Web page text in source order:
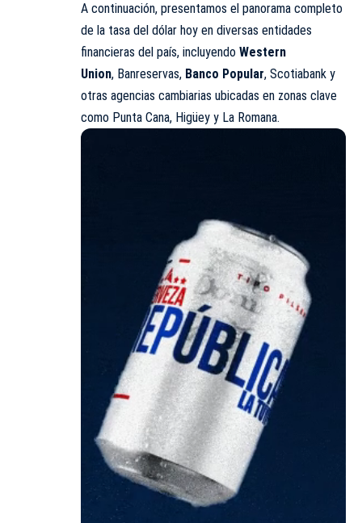
A continuación, presentamos el panorama completo
de la tasa del dólar hoy en diversas entidades
financieras del país, incluyendo Western
Union, Banreservas, Banco Popular, Scotiabank y
otras agencias cambiarias ubicadas en zonas clave
como Punta Cana, Higüey y La Romana.